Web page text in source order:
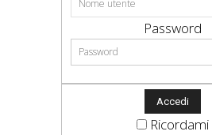
Password
Ricordami